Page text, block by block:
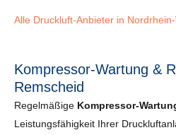
Alle Druckluft-Anbieter in
Kompressor-Wartung &
Remscheid
Regelmäßige Kompressor-
Leistungsfähigkeit Ihrer